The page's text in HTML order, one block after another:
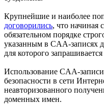
Крупнейшие и наиболее
договорились, что начиная
обязательном порядке
указанным в CAA-записях
для которого
Использование CAA-
безопасности в сети
неавторизованного
доменных имен.